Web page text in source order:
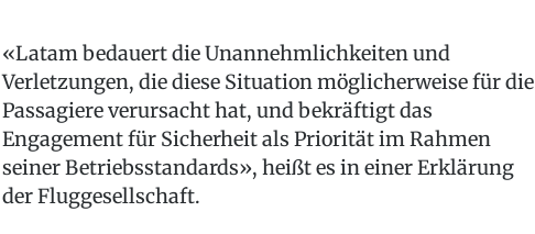
«Latam bedauert die Unannehmlichkeiten und
Verletzungen, die diese Situation möglicherweise für die
Passagiere verursacht hat, und bekräftigt das
Engagement für Sicherheit als Priorität im Rahmen
seiner Betriebsstandards», heißt es in einer Erklärung
der Fluggesellschaft.